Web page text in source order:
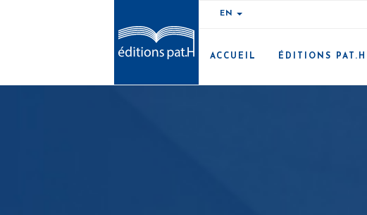
EN
ACCUEIL ÉDITIONS PAT.H